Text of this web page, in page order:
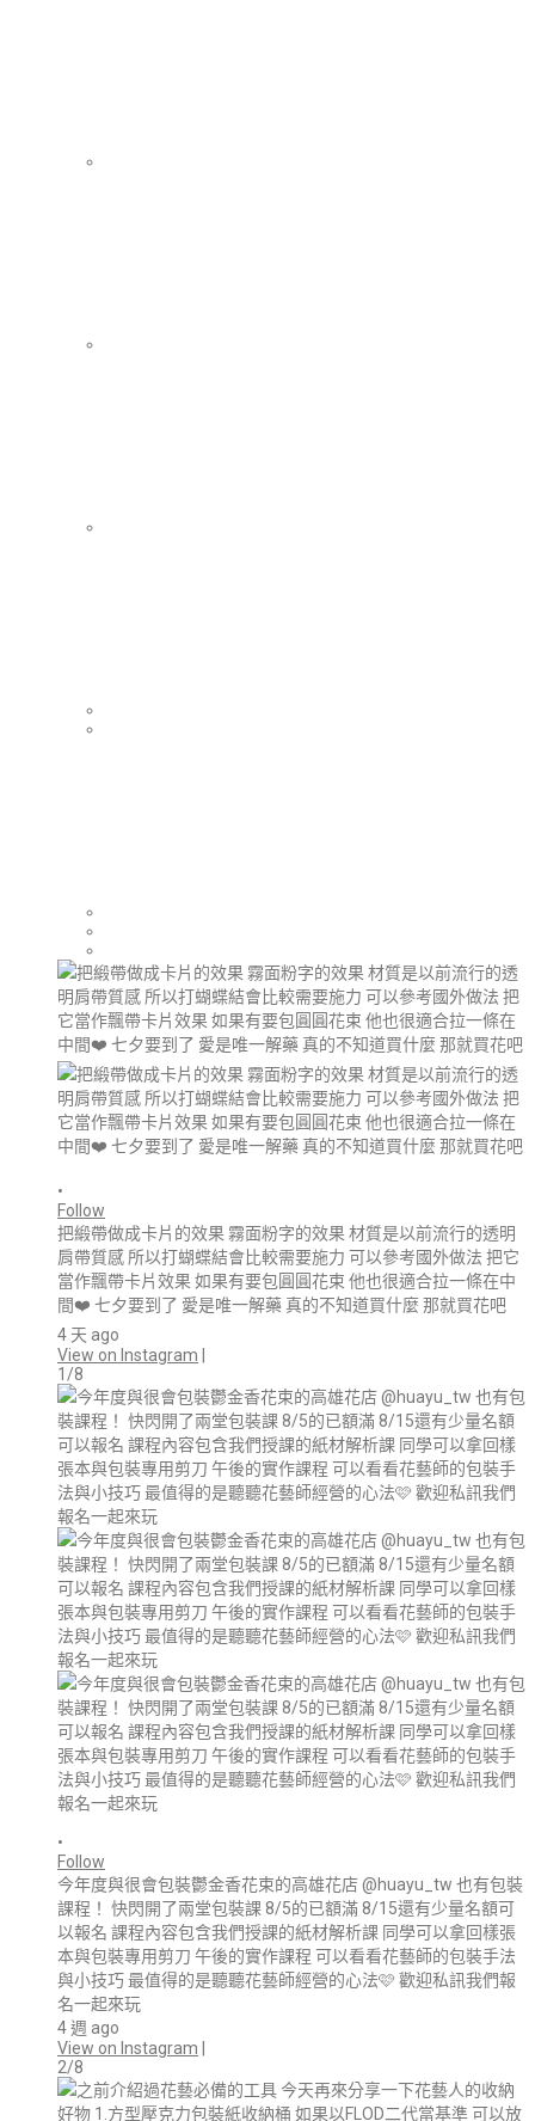
•
Follow
把緞帶做成卡片的效果 霧面粉字的效果 材質是以前流行的透明
肩帶質感 所以打蝴蝶結會比較需要施力 可以參考國外做法 把它
當作飄帶卡片效果 如果有要包圓圓花束 他也很適合拉一條在中
間❤️ 七夕要到了 愛是唯一解藥 真的不知道買什麼 那就買花吧
4 天 ago
View on Instagram
1/8
•
Follow
今年度與很會包裝鬱金香花束的高雄花店 @huayu_tw 也有包裝
課程！ 快閃開了兩堂包裝課 8/5的已額滿 8/15還有少量名額可
以報名 課程內容包含我們授課的紙材解析課 同學可以拿回樣張
本與包裝專用剪刀 午後的實作課程 可以看看花藝師的包裝手法
與小技巧 最值得的是聽聽花藝師經營的心法🩷 歡迎私訊我們報
名一起來玩
4 週 ago
View on Instagram
2/8